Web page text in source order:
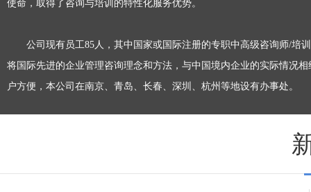
使命，取得了咨询与培训的特性化服务优势。
公司现有员工85人，其中国家或国际注册的专职中高级咨询师/培
将国际先进的企业管理咨询理念和方法，与中国境内企业的实际情况
户方便，本公司在南京、青岛、长春、深圳、杭州等地设有办事处。